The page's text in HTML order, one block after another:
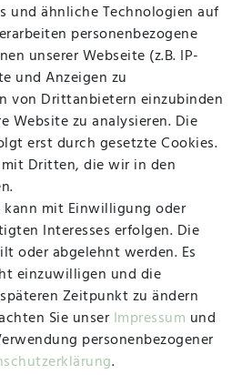
Kontakt
Freitag
und ähnliche Technologien auf
personenbezogene
unserer Webseite (z.B. IP-
und Anzeigen zu
von Drittanbietern einzubinden
Website zu analysieren. Die
erst durch gesetzte Cookies.
Dritten, die wir in den
mit Einwilligung oder
Interesses erfolgen. Die
oder abgelehnt werden. Es
einzuwilligen und die
Zeitpunkt zu ändern
Sie unser Impressum und
personenbezogener
.